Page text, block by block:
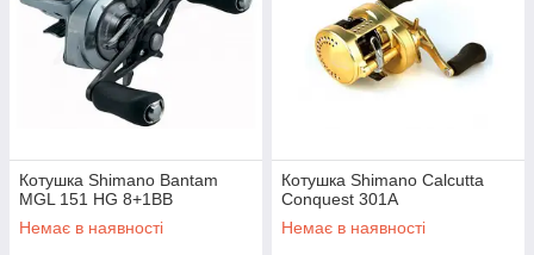
Котушка Shimano Bantam
MGL 151 HG 8+1BB
Немає в наявності
Котушка Shimano Calcutta
Conquest 301A
Немає в наявності